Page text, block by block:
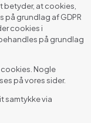
betyder, at cookies,
grundlag af GDPR
cookies i
på grundlag
Nogle
på vores sider.
samtykke via